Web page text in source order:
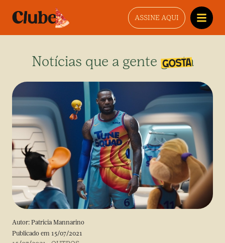
ASSINE AQUI
Notícias que a gente gosta
Autor: Patricia Mannarino
Publicado em 15/07/2021